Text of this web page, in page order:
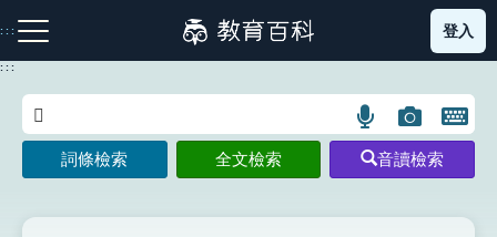
到
主
:::
注音索引圖示 筆畫索引圖示 部首索引表圖示
登入
:::
語
言
搜
圖
片
搜
開
鍵
圖
詞條檢索 全文檢索 音讀檢索